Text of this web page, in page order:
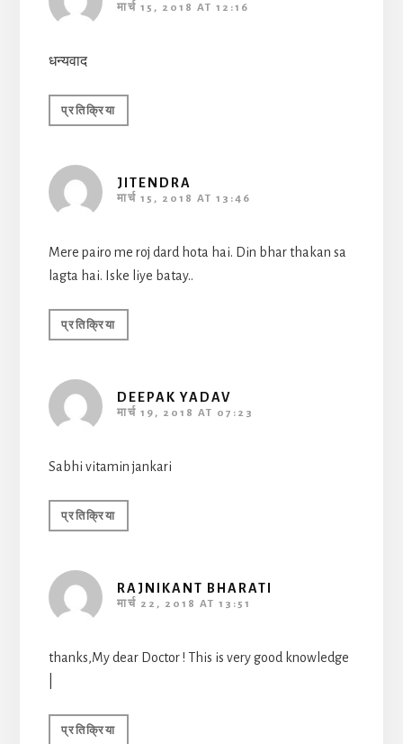
मार्च 15, 2018 AT 12:16
धन्यवाद
प्रतिक्रिया
JITENDRA
मार्च 15, 2018 AT 13:46
Mere pairo me roj dard hota hai. Din bhar thakan sa
lagta hai. Iske liye batay..
प्रतिक्रिया
DEEPAK YADAV
मार्च 19, 2018 AT 07:23
Sabhi vitamin jankari
प्रतिक्रिया
RAJNIKANT BHARATI
मार्च 22, 2018 AT 13:51
thanks,My dear Doctor ! This is very good knowledge
प्रतिक्रिया